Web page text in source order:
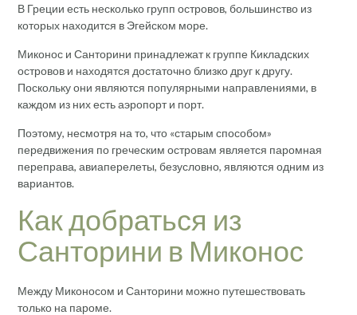
В Греции есть несколько групп островов, большинство из
которых находится в Эгейском море.
Миконос и Санторини принадлежат к группе Кикладских
островов и находятся достаточно близко друг к другу.
Поскольку они являются популярными направлениями, в
каждом из них есть аэропорт и порт.
Поэтому, несмотря на то, что «старым способом»
передвижения по греческим островам является паромная
переправа, авиаперелеты, безусловно, являются одним из
вариантов.
Как добраться из
Санторини в Миконос
Между Миконосом и Санторини можно путешествовать
только на пароме.